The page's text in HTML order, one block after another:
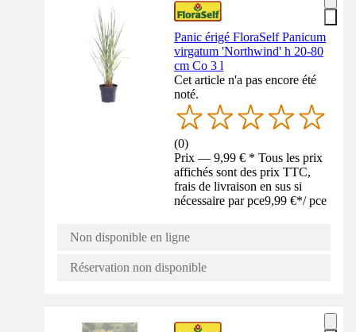
Panic érigé FloraSelf Panicum
virgatum 'Northwind' h 20-80
cm Co 3 l
Cet article n'a pas encore été
noté.
(0)
Prix — 9,99 € * Tous les prix
affichés sont des prix TTC,
frais de livraison en sus si
nécessaire par pce9,99 €*/ pce
Non disponible en ligne
Réservation non disponible